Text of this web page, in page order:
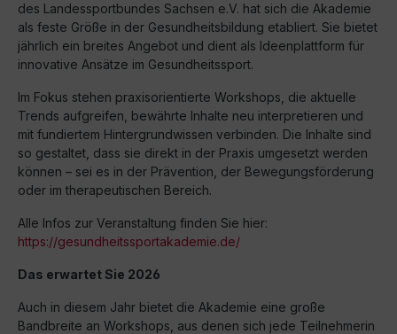
des Landessportbundes Sachsen e.V. hat sich die Akademie
als feste Größe in der Gesundheitsbildung etabliert. Sie bietet
jährlich ein breites Angebot und dient als Ideenplattform für
innovative Ansätze im Gesundheitssport.
Im Fokus stehen praxisorientierte Workshops, die aktuelle
Trends aufgreifen, bewährte Inhalte neu interpretieren und
mit fundiertem Hintergrundwissen verbinden. Die Inhalte sind
so gestaltet, dass sie direkt in der Praxis umgesetzt werden
können – sei es in der Prävention, der Bewegungsförderung
oder im therapeutischen Bereich.
Alle Infos zur Veranstaltung finden Sie hier:
https://gesundheitssportakademie.de/
Das erwartet Sie 2026
Auch in diesem Jahr bietet die Akademie eine große
Bandbreite an Workshops, aus denen sich jede Teilnehmerin